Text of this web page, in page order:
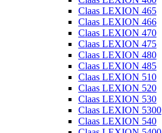
Claas LEXION 465
Claas LEXION 466
Claas LEXION 470
Claas LEXION 475
Claas LEXION 480
Claas LEXION 485
Claas LEXION 510
Claas LEXION 520
Claas LEXION 530
Claas LEXION 5300
Claas LEXION 540